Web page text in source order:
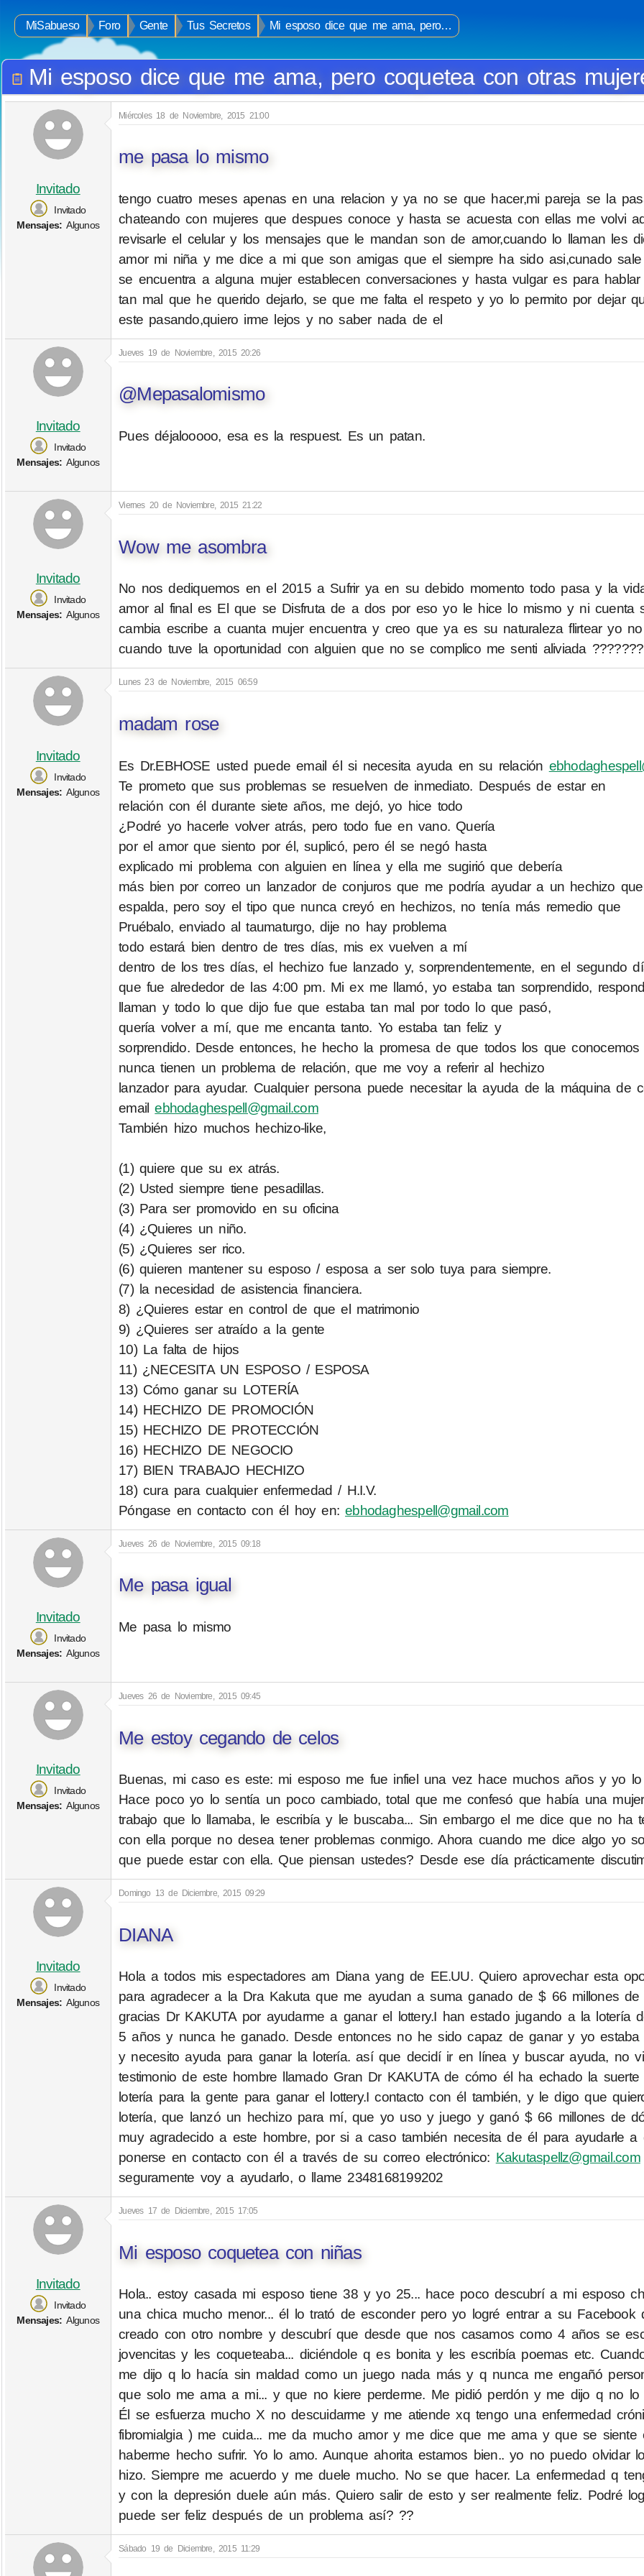
MiSabueso Foro Gente Tus Secretos Mi esposo dice que me ama, pero…
Mi esposo dice que me ama, pero coquetea con otras
Invitado
Invitado
Mensajes: Algunos
Miércoles 18 de Noviembre, 2015 21:00
me pasa lo mismo
tengo cuatro meses apenas en una relacion y ya no se que hacer,mi pareja se la
chateando con mujeres que despues conoce y hasta se acuesta con ellas me volvi
revisarle el celular y los mensajes que le mandan son de amor,cuando lo llaman les
amor mi niña y me dice a mi que son amigas que el siempre ha sido asi,cunado
se encuentra a alguna mujer establecen conversaciones y hasta vulgar es para
tan mal que he querido dejarlo, se que me falta el respeto y yo lo permito por dejar
este pasando,quiero irme lejos y no saber nada de el
Invitado
Invitado
Mensajes: Algunos
Jueves 19 de Noviembre, 2015 20:26
@Mepasalomismo
Pues déjalooooo, esa es la respuest. Es un patan.
Invitado
Invitado
Mensajes: Algunos
Viernes 20 de Noviembre, 2015 21:22
Wow me asombra
No nos dediquemos en el 2015 a Sufrir ya en su debido momento todo pasa y la
amor al final es El que se Disfruta de a dos por eso yo le hice lo mismo y ni cuenta
cambia escribe a cuanta mujer encuentra y creo que ya es su naturaleza flirtear yo
cuando tuve la oportunidad con alguien que no se complico me senti aliviada
Invitado
Invitado
Mensajes: Algunos
Lunes 23 de Noviembre, 2015 06:59
madam rose
Es Dr.EBHOSE usted puede email él si necesita ayuda en su relación
Te prometo que sus problemas se resuelven de inmediato. Después de estar en
relación con él durante siete años, me dejó, yo hice todo
¿Podré yo hacerle volver atrás, pero todo fue en vano. Quería
por el amor que siento por él, suplicó, pero él se negó hasta
explicado mi problema con alguien en línea y ella me sugirió que debería
más bien por correo un lanzador de conjuros que me podría ayudar a un hechizo
espalda, pero soy el tipo que nunca creyó en hechizos, no tenía más remedio que
Pruébalo, enviado al taumaturgo, dije no hay problema
todo estará bien dentro de tres días, mis ex vuelven a mí
dentro de los tres días, el hechizo fue lanzado y, sorprendentemente, en el segundo
que fue alrededor de las 4:00 pm. Mi ex me llamó, yo estaba tan sorprendido,
llaman y todo lo que dijo fue que estaba tan mal por todo lo que pasó,
quería volver a mí, que me encanta tanto. Yo estaba tan feliz y
sorprendido. Desde entonces, he hecho la promesa de que todos los que conocemos
nunca tienen un problema de relación, que me voy a referir al hechizo
lanzador para ayudar. Cualquier persona puede necesitar la ayuda de la máquina de
emailebhodaghespell@gmail.com
También hizo muchos hechizo-like,
(1) quiere que su ex atrás.
(2) Usted siempre tiene pesadillas.
(3) Para ser promovido en su oficina
(4) ¿Quieres un niño.
(5) ¿Quieres ser rico.
(6) quieren mantener su esposo / esposa a ser solo tuya para siempre.
(7) la necesidad de asistencia financiera.
8) ¿Quieres estar en control de que el matrimonio
9) ¿Quieres ser atraído a la gente
10) La falta de hijos
11) ¿NECESITA UN ESPOSO / ESPOSA
13) Cómo ganar su LOTERÍA
14) HECHIZO DE PROMOCIÓN
15) HECHIZO DE PROTECCIÓN
16) HECHIZO DE NEGOCIO
17) BIEN TRABAJO HECHIZO
18) cura para cualquier enfermedad / H.I.V.
Póngase en contacto con él hoy en:ebhodaghespell@gmail.com
Invitado
Invitado
Mensajes: Algunos
Jueves 26 de Noviembre, 2015 09:18
Me pasa igual
Me pasa lo mismo
Invitado
Invitado
Mensajes: Algunos
Jueves 26 de Noviembre, 2015 09:45
Me estoy cegando de celos
Buenas, mi caso es este: mi esposo me fue infiel una vez hace muchos años y yo lo
Hace poco yo lo sentía un poco cambiado, total que me confesó que había una
trabajo que lo llamaba, le escribía y le buscaba... Sin embargo el me dice que no ha
con ella porque no desea tener problemas conmigo. Ahora cuando me dice algo yo
que puede estar con ella. Que piensan ustedes? Desde ese día prácticamente
Invitado
Invitado
Mensajes: Algunos
Domingo 13 de Diciembre, 2015 09:29
DIANA
Hola a todos mis espectadores am Diana yang de EE.UU. Quiero aprovechar esta
para agradecer a la Dra Kakuta que me ayudan a suma ganado de $ 66 millones de
gracias Dr KAKUTA por ayudarme a ganar el lottery.I han estado jugando a la lotería
5 años y nunca he ganado. Desde entonces no he sido capaz de ganar y yo estaba
y necesito ayuda para ganar la lotería. así que decidí ir en línea y buscar ayuda, no
testimonio de este hombre llamado Gran Dr KAKUTA de cómo él ha echado la
lotería para la gente para ganar el lottery.I contacto con él también, y le digo que
lotería, que lanzó un hechizo para mí, que yo uso y juego y ganó $ 66 millones de
muy agradecido a este hombre, por si a caso también necesita de él para ayudarle a
ponerse en contacto con él a través de su correo electrónico: Kakutaspellz@gmail.com
seguramente voy a ayudarlo, o llame 2348168199202
Invitado
Invitado
Mensajes: Algunos
Jueves 17 de Diciembre, 2015 17:05
Mi esposo coquetea con niñas
Hola.. estoy casada mi esposo tiene 38 y yo 25... hace poco descubrí a mi esposo
una chica mucho menor... él lo trató de esconder pero yo logré entrar a su Facebook
creado con otro nombre y descubrí que desde que nos casamos como 4 años se
jovencitas y les coqueteaba... diciéndole q es bonita y les escribía poemas etc.
me dijo q lo hacía sin maldad como un juego nada más y q nunca me engañó
que solo me ama a mi... y que no kiere perderme. Me pidió perdón y me dijo q no lo
Él se esfuerza mucho X no descuidarme y me atiende xq tengo una enfermedad
fibromialgia ) me cuida... me da mucho amor y me dice que me ama y que se siente
haberme hecho sufrir. Yo lo amo. Aunque ahorita estamos bien.. yo no puedo olvidar
hizo. Siempre me acuerdo y me duele mucho. No se que hacer. La enfermedad q
y con la depresión duele aún más. Quiero salir de esto y ser realmente feliz. Podré
puede ser feliz después de un problema así? ??
Sábado 19 de Diciembre, 2015 11:29